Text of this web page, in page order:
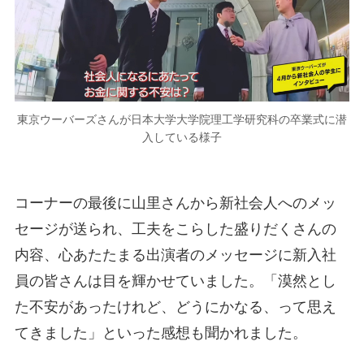
東京ウーバーズさんが日本大学大学院理工学研究科の卒業式に潜
入している様子
コーナーの最後に山里さんから新社会人へのメッ
セージが送られ、工夫をこらした盛りだくさんの
内容、心あたたまる出演者のメッセージに新入社
員の皆さんは目を輝かせていました。「漠然とし
た不安があったけれど、どうにかなる、って思え
てきました」といった感想も聞かれました。